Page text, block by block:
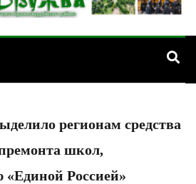
— газета
района Республики Адыгея
регионам средства
школ,
Россией»